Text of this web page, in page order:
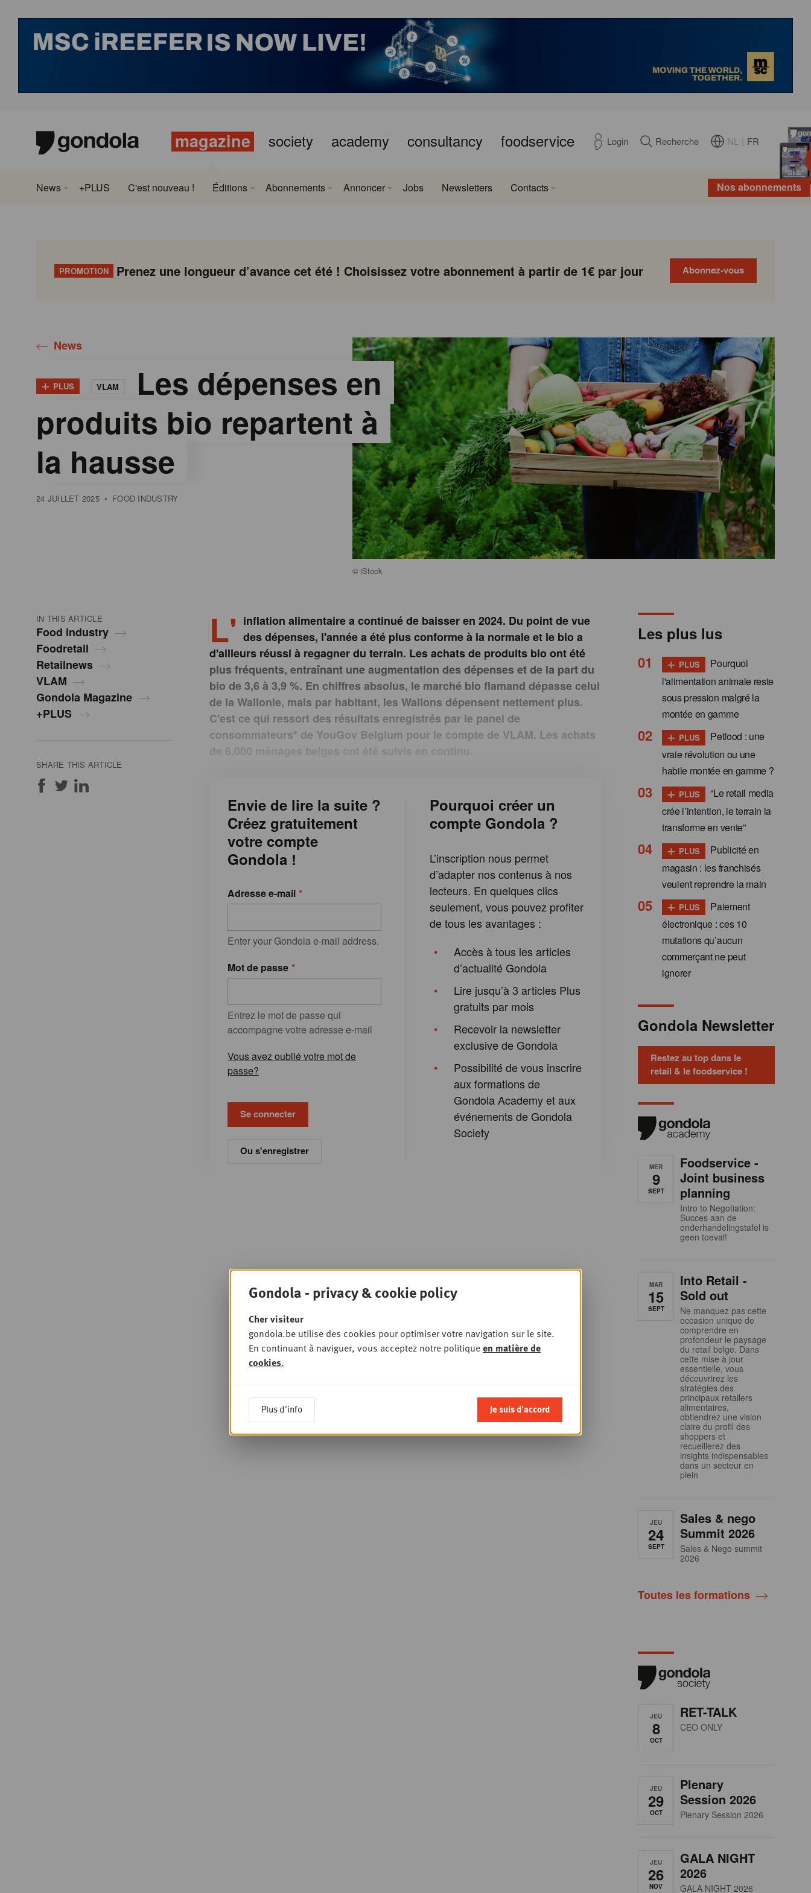
magazine society academy consultancy foodservice Login Recherche NL FR
Nos abonnements
News +PLUS C'est nouveau ! Éditions Abonnements Annoncer Jobs Newsletters Contacts
PROMOTION Prenez une longueur d’avance cet été ! Choisissez votre abonnement à partir de 1€ par jour Abonnez-vous
News
+ PLUS VLAM
Les dépenses en
produits bio repartent à
la hausse
24 JUILLET 2025 • FOOD INDUSTRY
© iStock
IN THIS ARTICLE
Food industry
Foodretail
Retailnews
VLAM
Gondola Magazine
+PLUS
SHARE THIS ARTICLE
L' inflation alimentaire a continué de baisser en 2024. Du point de vue
des dépenses, l'année a été plus conforme à la normale et le bio a
d'ailleurs réussi à regagner du terrain. Les achats de produits bio ont été
plus fréquents, entraînant une augmentation des dépenses et de la part du
bio de 3,6 à 3,9 %. En chiffres absolus, le marché bio flamand dépasse celui
de la Wallonie, mais par habitant, les Wallons dépensent nettement plus.
C'est ce qui ressort des résultats enregistrés par le panel de
consommateurs* de YouGov Belgium pour le compte de VLAM. Les achats
de 6.000 ménages belges ont été suivis en continu.
Envie de lire la suite ?
Créez gratuitement
votre compte
Gondola !
Adresse e-mail
Enter your Gondola e-mail address.
Mot de passe
Entrez le mot de passe qui
accompagne votre adresse e-mail
Vous avez oublié votre mot de
passe?
Ou s'enregistrer
Pourquoi créer un
compte Gondola ?
L’inscription nous permet
d’adapter nos contenus à nos
lecteurs. En quelques clics
seulement, vous pouvez profiter
de tous les avantages :
Accès à tous les articles
d’actualité Gondola
Lire jusqu’à 3 articles Plus
gratuits par mois
Recevoir la newsletter
exclusive de Gondola
Possibilité de vous inscrire
aux formations de
Gondola Academy et aux
événements de Gondola
Society
Les plus lus
+ PLUS
Pourquoi
l'alimentation animale reste
sous pression malgré la
montée en gamme
+ PLUS
Petfood : une
vraie révolution ou une
habile montée en gamme ?
+ PLUS
“Le retail media
crée l’intention, le terrain la
transforme en vente”
+ PLUS
Publicité en
magasin : les franchisés
veulent reprendre la main
+ PLUS
Paiement
électronique : ces 10
mutations qu’aucun
commerçant ne peut
ignorer
Gondola Newsletter
Restez au top dans le
retail & le foodservice !
MER
9
SEPT
Foodservice -
Joint business
planning
Intro to Negotiation:
Succes aan de
onderhandelingstafel is
geen toeval!
MAR
15
SEPT
Into Retail -
Sold out
Ne manquez pas cette
occasion unique de
comprendre en
profondeur le paysage
du retail belge. Dans
cette mise à jour
essentielle, vous
découvrirez les
stratégies des
principaux retailers
alimentaires,
obtiendrez une vision
claire du profil des
shoppers et
recueillerez des
insights indispensables
dans un secteur en
plein
JEU
24
SEPT
Sales & nego
Summit 2026
Sales & Nego summit
2026
Toutes les formations
JEU
8
OCT
RET-TALK
CEO ONLY
JEU
29
OCT
Plenary
Session 2026
Plenary Session 2026
JEU
26
NOV
GALA NIGHT
2026
GALA NIGHT 2026
Gondola - privacy & cookie policy
Cher visiteur
gondola.be utilise des cookies pour optimiser votre navigation sur le site.
En continuant à naviguer, vous acceptez notre politiqueen matière de
cookies.
Plus d'info Je suis d'accord